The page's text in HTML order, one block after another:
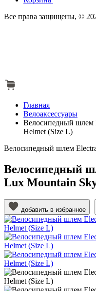
Все права защищены, ©
Главная
Велоаксессуары
Велосипедный шлем
Helmet (Size L)
Велосипедный шлем
Велосипедный
Lux Mountain
добавить в избранное